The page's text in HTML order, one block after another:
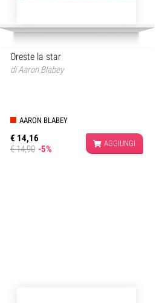
Oreste la star
diAaron Blabey
AARON BLABEY
€ 14,16
€ 14,90 -5%
AGGIUNGI